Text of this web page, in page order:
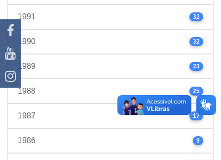
1991 32
1990 32
1989 23
1988 25
1987 17
1986 9